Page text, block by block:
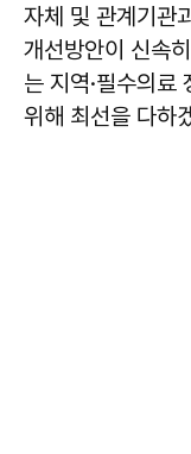
자체 및 관계기관
개선방안이 신속
는 지역·필수의료
위해 최선을 다하